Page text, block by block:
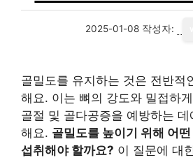
2025-01-08 작성자:
골밀도를 유지하는 것은 전반적
해요. 이는 뼈의 강도와 밀접하
골절 및 골다공증을 예방하는
해요. 골밀도를 높이기 위해 어떤
섭취해야 할까요? 이 질문에 대